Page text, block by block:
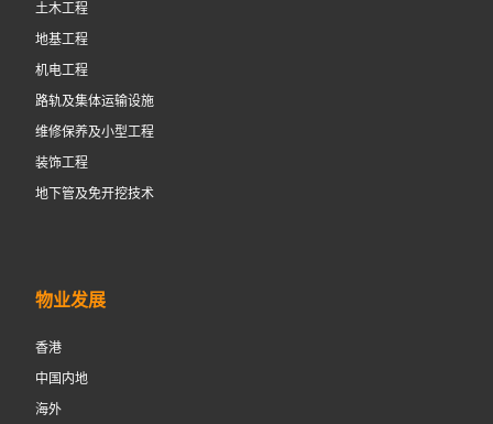
土木工程
地基工程
机电工程
路轨及集体运输设施
维修保养及小型工程
装饰工程
地下管及免开挖技术
物业发展
香港
中国内地
海外